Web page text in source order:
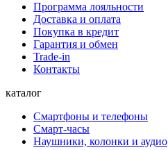
Программа лояльности
Доставка и оплата
Покупка в кредит
Гарантия и обмен
Trade-in
Контакты
каталог
Смартфоны и телефоны
Смарт-часы
Наушники, колонки и аудио